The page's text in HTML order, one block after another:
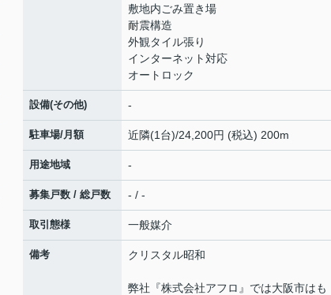
敷地内ごみ置き場
耐震構造
外観タイル張り
インターネット対応
オートロック
設備(その他) -
駐車場/月額 近隣(1台)/24,200円 (税込) 200m
用途地域 -
募集戸数 / 総戸数 - / -
取引態様 一般媒介
備考 クリスタル昭和
弊社『株式会社アフロ』では大阪市はも